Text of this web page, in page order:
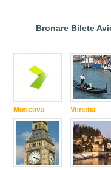
Bronare Bilete
Moscova Venetia